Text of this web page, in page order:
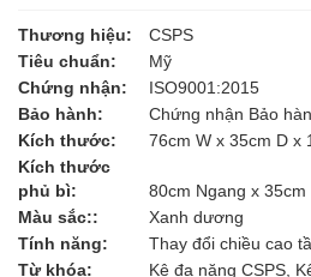
Thương hiệu:
CSPS
Tiêu chuẩn:
Mỹ
Chứng nhận:
ISO9001:2015
Bảo hành:
Chứng nhận Bảo
Kích thước:
76cm W x 35cm D x
Kích thước
phủ bì:
80cm Ngang x 35cm
Màu sắc::
Xanh dương
Tính năng:
Thay đổi chiều cao
Từ khóa:
Kệ đa năng CSPS,